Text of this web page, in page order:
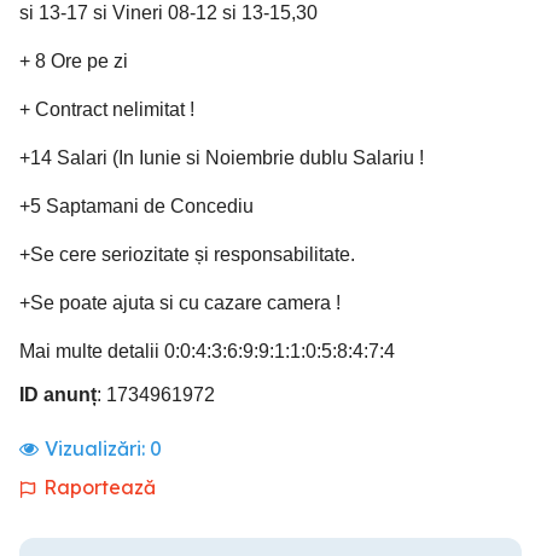
si 13-17 si Vineri 08-12 si 13-15,30
+ 8 Ore pe zi
+ Contract nelimitat !
+14 Salari (In Iunie si Noiembrie dublu Salariu !
+5 Saptamani de Concediu
+Se cere seriozitate și responsabilitate.
+Se poate ajuta si cu cazare camera !
Mai multe detalii 0:0:4:3:6:9:9:1:1:0:5:8:4:7:4
ID anunț: 1734961972
Vizualizări: 0
Raportează